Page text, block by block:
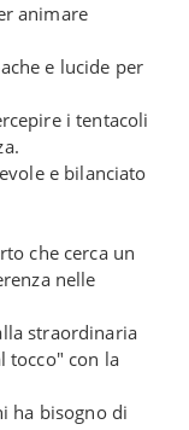
animare
e lucide per
i tentacoli
e bilanciato
che cerca un
nelle
straordinaria
tocco" con la
ha bisogno di